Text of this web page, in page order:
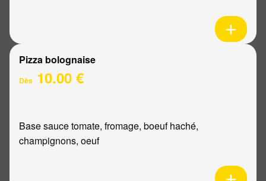
Pizza bolognaise
Dès 10.00 €
Base sauce tomate, fromage, boeuf haché,
champignons, oeuf